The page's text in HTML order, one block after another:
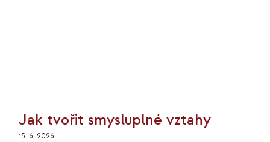
Jak tvořit smysluplné vztahy
15. 6. 2026